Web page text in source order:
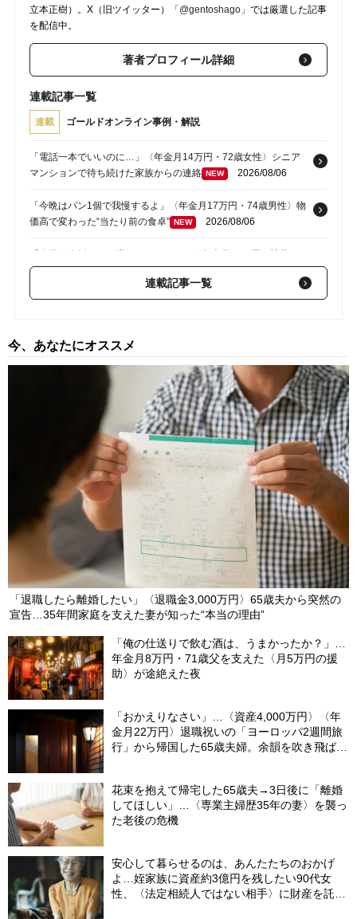
立本正樹）。X（旧ツイッター）
「@gentoshago」 では厳選した記事
を配信中。
著者プロフィール詳細
連載記事一覧
連載 ゴールドオンライン事例・解説
「電話一本でいいのに…」〈年金月14万円・72歳女性〉シニア
マンションで待ち続けた家族からの連絡 NEW 2026/08/06
「今晩はパン1個で我慢するよ」〈年金月17万円・74歳男性〉物
価高で変わった“当たり前の食卓” NEW 2026/08/06
「今日の夕飯、また増やさなきゃ…」〈年金月23万円・貯蓄
1,600万円〉72歳主婦、孫の来訪を素直に喜べなくなったワケ
肩を落とす理由 NEW 2026/08/06
「おかえりなさい」…〈資産4,000万円〉〈年金月22万円〉退職
祝いの「ヨーロッパ2週間旅行」から帰国した65歳夫婦。余韻を
吹き飛ばした“破綻の影”
NEW 2026/08/06
連載記事一覧
今、あなたにオススメ
「退職したら離婚したい」〈退職金3,000万円〉65歳夫から突然の
宣告…35年間家庭を支えた妻が知った“本当の理由”
「俺の仕送りで飲む酒は、うまかったか？」…
年金月8万円・71歳父を支えた〈月5万円の援
助〉が途絶えた夜
「おかえりなさい」…〈資産4,000万円〉〈年
金月22万円〉退職祝いの「ヨーロッパ2週間旅
行」から帰国した65歳夫婦。余韻を吹き飛ばし
花束を抱えて帰宅した65歳夫→3日後に「離婚
してほしい」…〈専業主婦歴35年の妻〉を襲っ
た老後の危機
安心して暮らせるのは、あんたたちのおかげ
よ…姪家族に資産約3億円を残したい90代女
性、〈法定相続人ではない相手〉に財産を託せ